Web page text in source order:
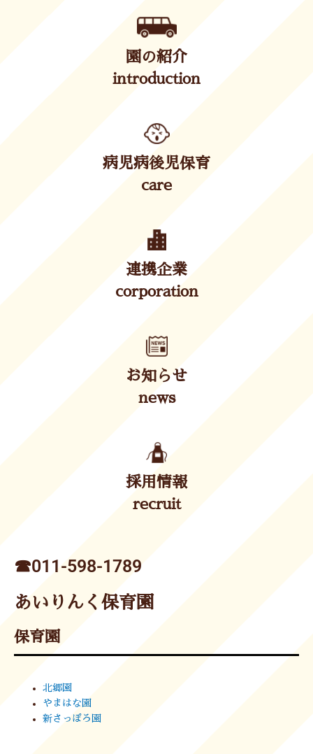
園の紹介
introduction
病児病後児保育
care
連携企業
corporation
お知らせ
news
採用情報
recruit
☎︎011-598-1789
あいりんく保育園
保育園
北郷園
やまはな園
新さっぽろ園